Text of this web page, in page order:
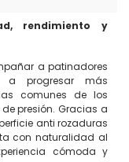
rendimiento y
a patinadores
a progresar más
comunes de los
presión. Gracias a
anti rozaduras
con naturalidad al
cómoda y